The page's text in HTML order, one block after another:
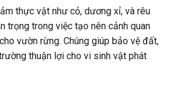
thực vật như cỏ, dương xỉ, và rêu
trọng trong việc tạo nên cảnh quan
vườn rừng. Chúng giúp bảo vệ đất,
thuận lợi cho vi sinh vật phát